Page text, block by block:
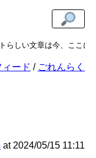
文章は今、ここに。
ィード ごれんらく
at 2024/05/15 11:11